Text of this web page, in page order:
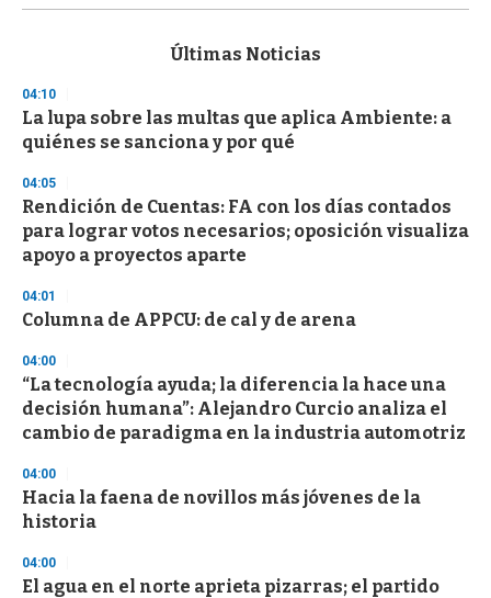
s
d
s
o
f
3
s
c
o
d
s
Últimas Noticias
04:10
La lupa sobre las multas que aplica Ambiente: a
quiénes se sanciona y por qué
04:05
Rendición de Cuentas: FA con los días contados
para lograr votos necesarios; oposición visualiza
apoyo a proyectos aparte
04:01
Columna de APPCU: de cal y de arena
04:00
“La tecnología ayuda; la diferencia la hace una
decisión humana”: Alejandro Curcio analiza el
cambio de paradigma en la industria automotriz
04:00
Hacia la faena de novillos más jóvenes de la
historia
04:00
El agua en el norte aprieta pizarras; el partido